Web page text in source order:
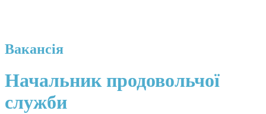
Вакансія
Начальник продовольчої
служби